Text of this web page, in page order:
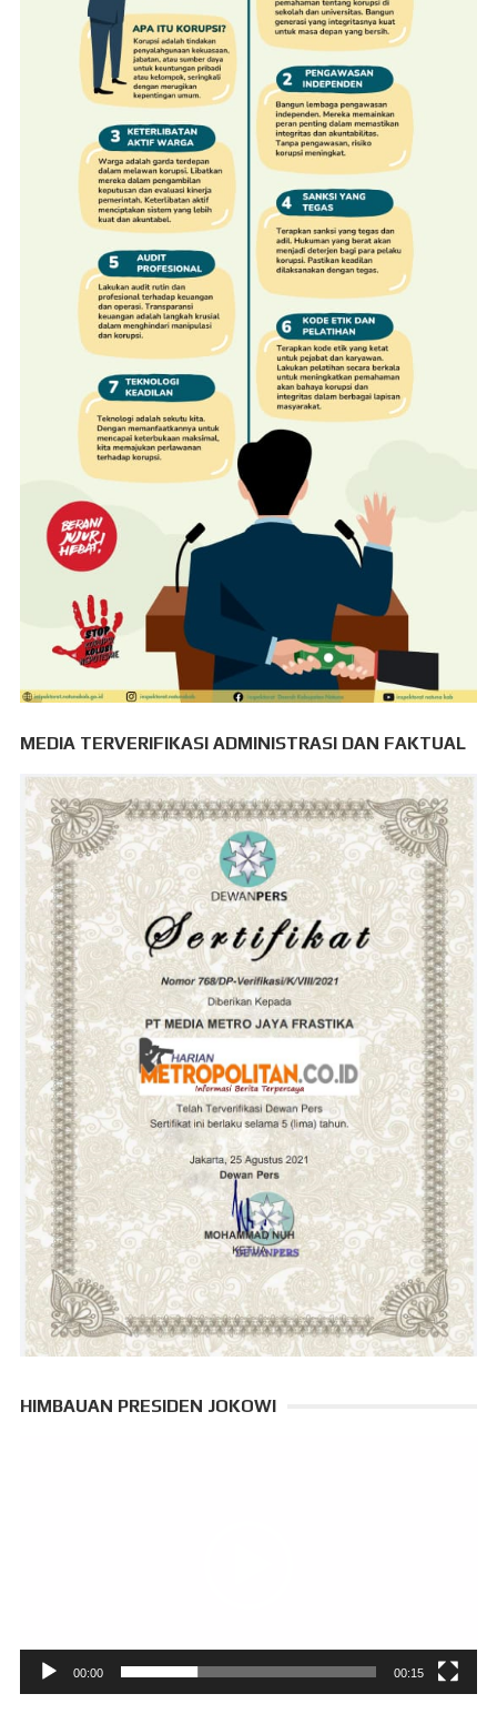
MEDIA TERVERIFIKASI ADMINISTRASI DAN FAKTUAL
HIMBAUAN PRESIDEN JOKOWI
00:00 00:15